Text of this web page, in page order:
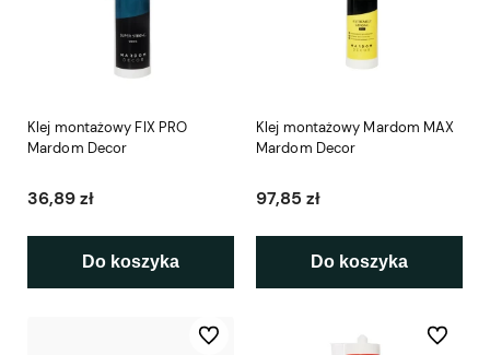
Klej montażowy FIX PRO
Mardom Decor
36,89 zł
Do koszyka
Klej montażowy Mardom MAX
Mardom Decor
97,85 zł
Do koszyka
Do ulubionych Do